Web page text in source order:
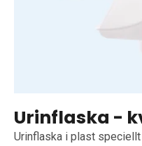
Urinflaska -
Urinflaska i plast